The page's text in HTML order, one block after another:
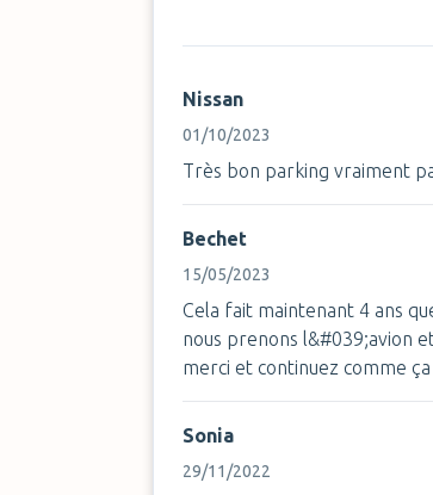
Nissan
01/10/2023
Très bon parking vraiment
Bechet
15/05/2023
Cela fait maintenant 4 ans
nous prenons l&#039;avion
merci et continuez comme ça
Sonia
29/11/2022